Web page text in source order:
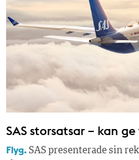
SAS storsatsar – kan
Flyg.SAS presenterade sin